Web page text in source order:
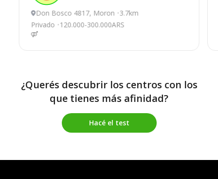
Don Bosco 4817, Moron
3.7km
Privado
120.000-300.000ARS
¿Querés descubrir los centros con los
que tienes más afinidad?
Hacé el test